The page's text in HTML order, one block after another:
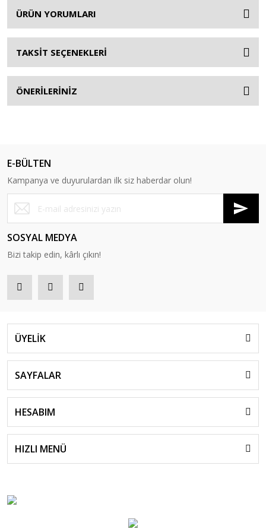
ÜRÜN YORUMLARI
TAKSİT SEÇENEKLERİ
ÖNERİLERİNİZ
E-BÜLTEN
Kampanya ve duyurulardan ilk siz haberdar olun!
SOSYAL MEDYA
Bizi takip edin, kârlı çıkın!
ÜYELİK
SAYFALAR
HESABIM
HIZLI MENÜ